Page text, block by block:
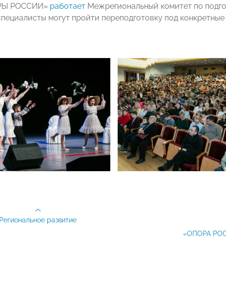
РОССИИ» работает Межрегиональный комитет по
могут пройти переподготовку под конкретные
«ОПОРА
Региональное развитие